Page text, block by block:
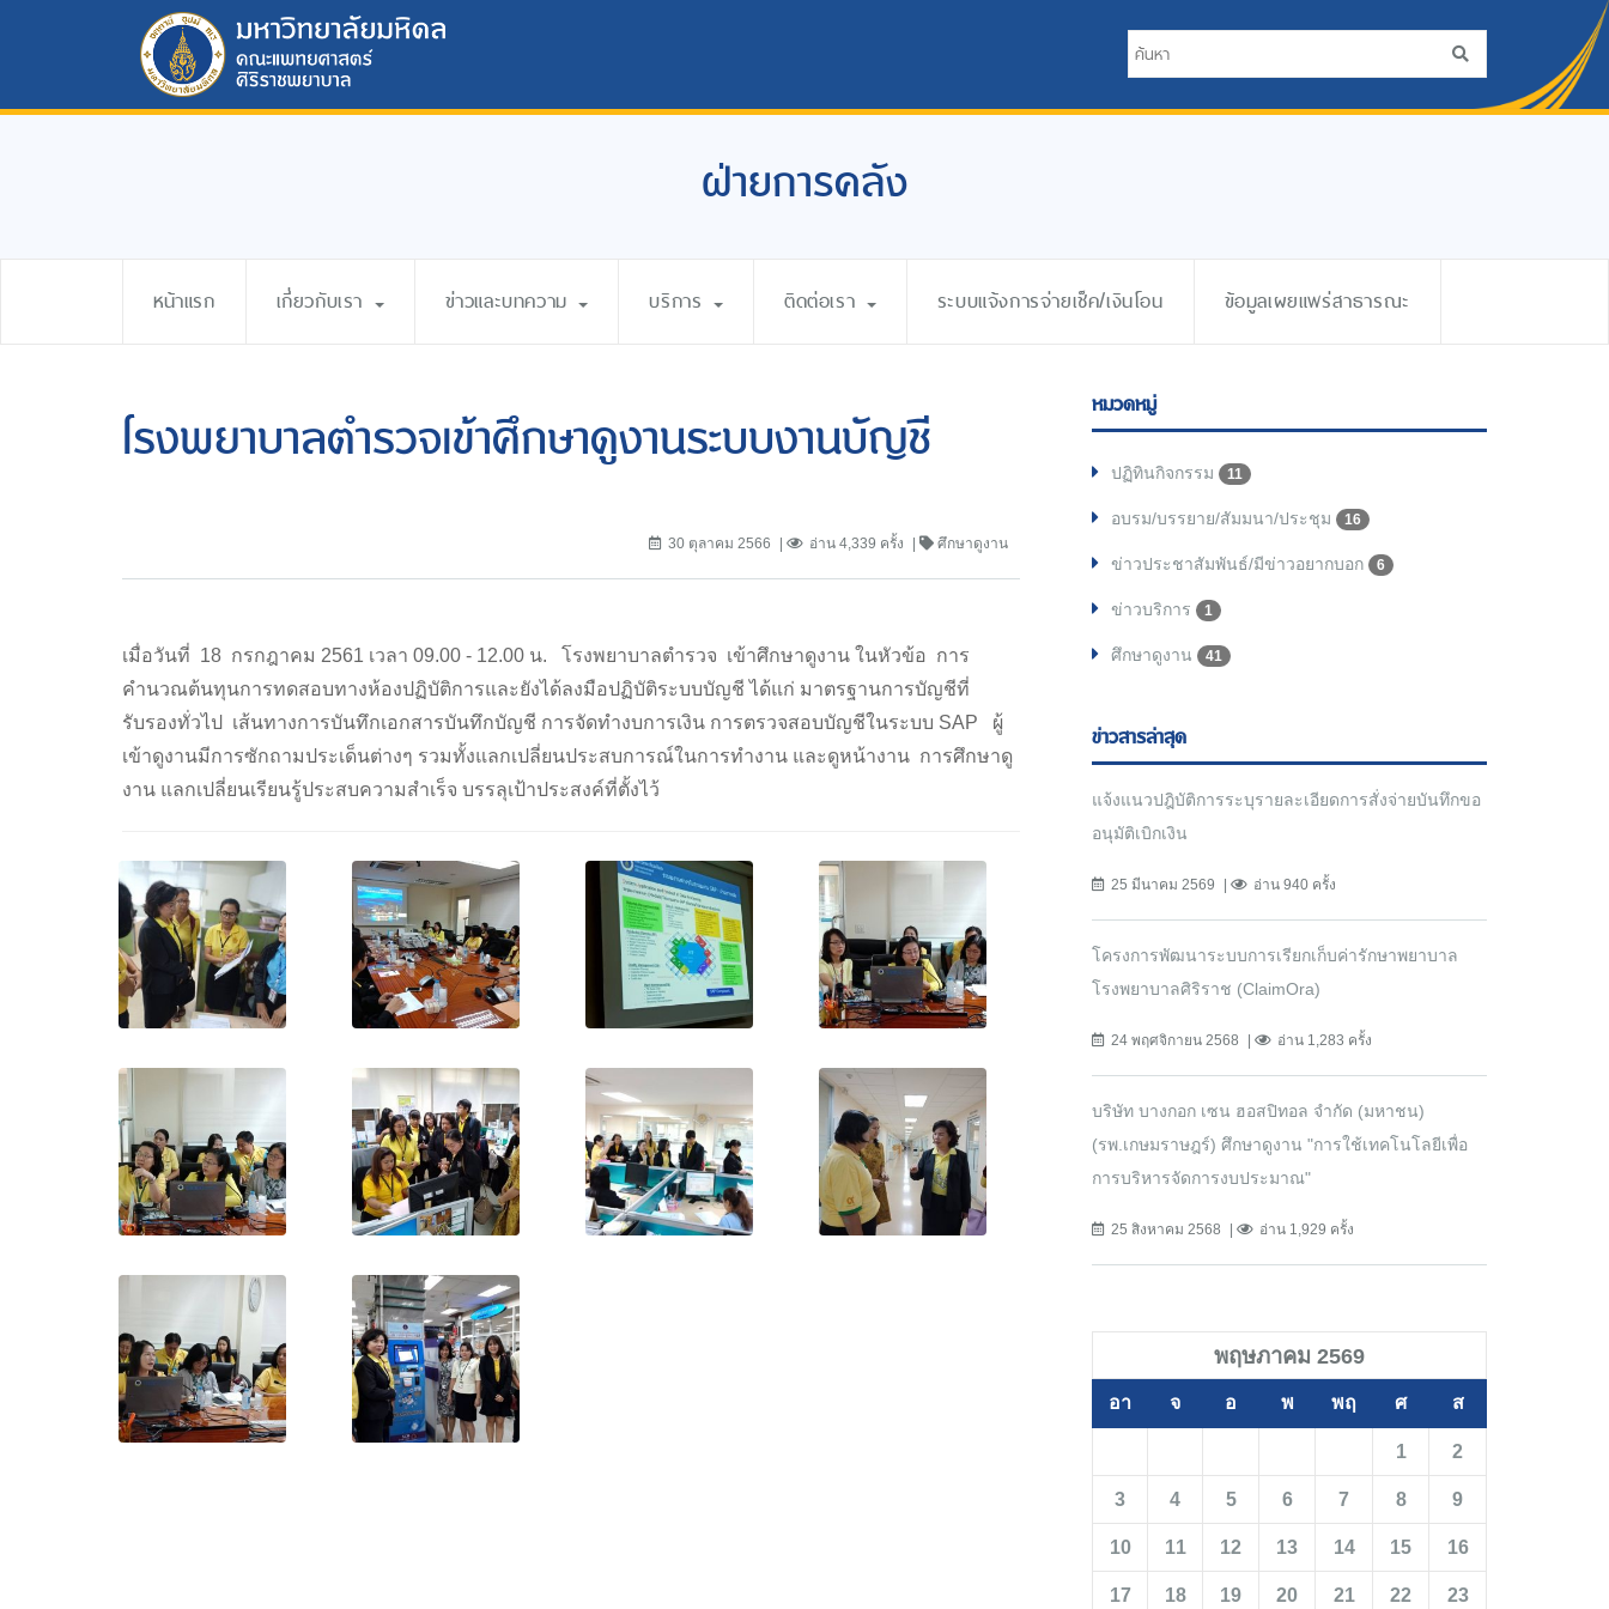
ฝ่ายการคลัง
หน้าแรก เกี่ยวกับเรา ข่าวและบทความ บริการ ติดต่อเรา ระบบแจ้งการจ่ายเช็ค/เงินโอน ข้อมูลเผยแพร่สาธารณะ
โรงพยาบาลตำรวจเข้าศึกษาดูงานระบบงานบัญชี
30 ตุลาคม 2566 อ่าน 4,339 ครั้ง ศึกษาดูงาน
เมื่อวันที่ 18 กรกฎาคม 2561 เวลา 09.00 - 12.00 น. โรงพยาบาลตำรวจ เข้าศึกษาดูงาน ในหัวข้อ การ
คำนวณต้นทุนการทดสอบทางห้องปฏิบัติการและยังได้ลงมือปฏิบัติระบบบัญชี ได้แก่ มาตรฐานการบัญชีที่
รับรองทั่วไป เส้นทางการบันทึกเอกสารบันทึกบัญชี การจัดทำงบการเงิน การตรวจสอบบัญชีในระบบ SAP ผู้
เข้าดูงานมีการซักถามประเด็นต่างๆ รวมทั้งแลกเปลี่ยนประสบการณ์ในการทำงาน และดูหน้างาน การศึกษาดู
งาน แลกเปลี่ยนเรียนรู้ประสบความสำเร็จ บรรลุเป้าประสงค์ที่ตั้งไว้
หมวดหมู่
ปฏิทินกิจกรรม 11
อบรม/บรรยาย/สัมมนา/ประชุม 16
ข่าวประชาสัมพันธ์/มีข่าวอยากบอก 6
ข่าวบริการ 1
ศึกษาดูงาน 41
ข่าวสารล่าสุด
แจ้งแนวปฎิบัติการระบุรายละเอียดการสั่งจ่ายบันทึกขอ
อนุมัติเบิกเงิน
25 มีนาคม 2569 อ่าน 940 ครั้ง
โครงการพัฒนาระบบการเรียกเก็บค่ารักษาพยาบาล
โรงพยาบาลศิริราช (ClaimOra)
24 พฤศจิกายน 2568 อ่าน 1,283 ครั้ง
บริษัท บางกอก เซน ฮอสปิทอล จำกัด (มหาชน)
(รพ.เกษมราษฎร์) ศึกษาดูงาน "การใช้เทคโนโลยีเพื่อ
การบริหารจัดการงบประมาณ"
25 สิงหาคม 2568 อ่าน 1,929 ครั้ง
พฤษภาคม 2569
อา จ อ พ พฤ ศ ส
1 2
3 4 5 6 7 8 9
10 11 12 13 14 15 16
17 18 19 20 21 22 23